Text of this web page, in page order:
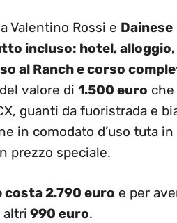
Valentino Rossi e Dainese
incluso: hotel, alloggio,
al Ranch e corso
del valore di 1.500 euro che
guanti da fuoristrada e
in comodato d’uso tuta
prezzo speciale.
costa 2.790 euro e per
altri 990 euro.